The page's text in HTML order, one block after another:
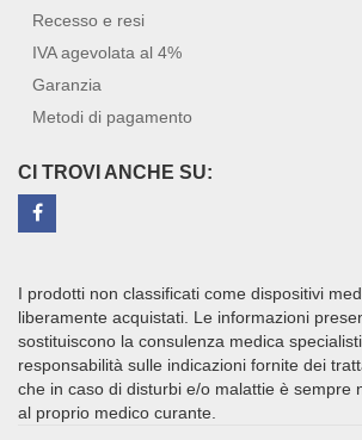
Recesso e resi
IVA agevolata al 4%
Garanzia
Metodi di pagamento
CI TROVI ANCHE SU:
I prodotti non classificati come dispositivi
liberamente acquistati. Le informazioni
sostituiscono la consulenza medica
responsabilità sulle indicazioni fornite dei
che in caso di disturbi e/o malattie è sempre
al proprio medico curante.